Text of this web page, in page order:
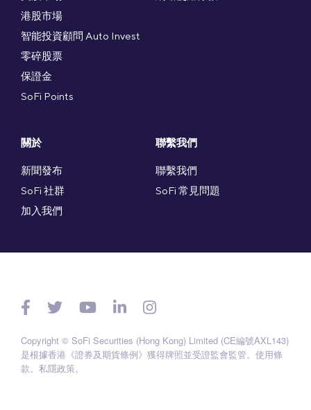
港股市場
智能投資顧問 Auto Invest
零碎股票
保證金
SoFi Points
關於
新聞發布
SoFi 社群
加入我們
聯繫我們
聯繫我們
SoFi 常見問題
Copyright © SoFi Securities (Hong Kong) Limited (CE編號AXL143)
是根據香港《證券及期貨條例》獲得牌照並受證監會監管。 使用條
款。 私隱政策。